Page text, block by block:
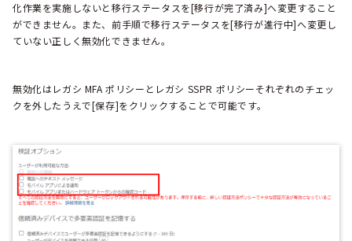
化作業を実施しないと移行ステータスを[移行が完了済み]へ変更すること
ができません。また、前手順で移行ステータスを[移行が進行中]へ変更し
ていない正しく無効化できません。
無効化はレガシ MFA ポリシーとレガシ SSPR ポリシーそれぞれのチェッ
クを外したうえで[保存]をクリックすることで可能です。